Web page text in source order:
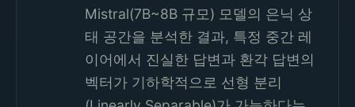
Mistral(7B~8B 규모) 모델의 은닉 상
태 공간을 분석한 결과, 특정 중간 레
이어에서 진실한 답변과 환각 답변의
벡터가 기하학적으로 선형 분리